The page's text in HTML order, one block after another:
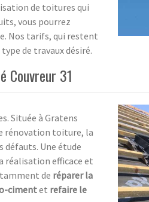
de toitures qui
vous pourrez
Nos tarifs, qui restent
de travaux désiré.
Couvreur 31
Située à Gratens
rénovation toiture, la
défauts. Une étude
réalisation efficace et
de réparer la
cimentet refaire le